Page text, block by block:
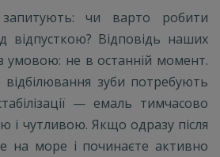
запитують: чи варто робити
відпусткою? Відповідь наших
умовою: не в останній момент.
відбілювання зуби потребують
— емаль тимчасово
і чутливою. Якщо одразу після
на море і починаєте активно